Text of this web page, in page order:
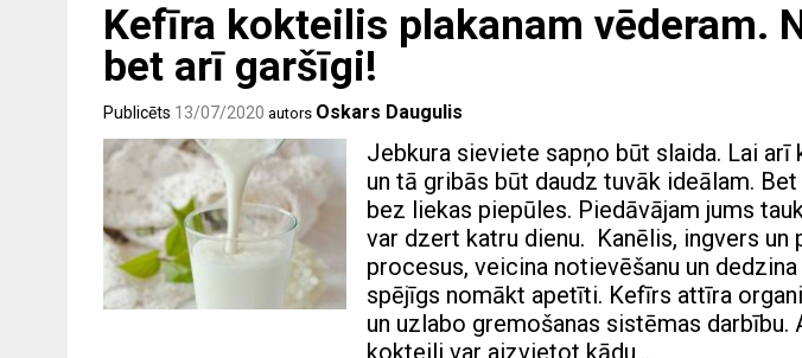
Kefīra kokteilis plakanam vēderam.
bet arī garšīgi!
Publicēts 13/07/2020 autors Oskars Daugulis
Jebkura sieviete sapņo būt slaida. Lai
un tā gribās būt daudz tuvāk ideālam.
bez liekas piepūles. Piedāvājam jums
var dzert katru dienu. Kanēlis, ingvers un
procesus, veicina notievēšanu un
spējīgs nomākt apetīti. Kefīrs attīra
un uzlabo gremošanas sistēmas
kokteili var aizvietot kādu…